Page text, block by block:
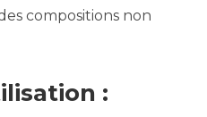
compositions non
: